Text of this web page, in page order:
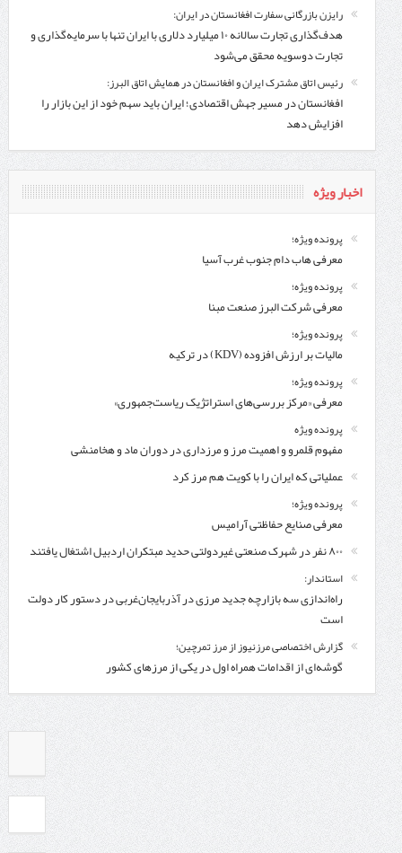
رایزن بازرگانی سفارت افغانستان در ایران:
هدف‌گذاری تجارت سالانه ۱۰ میلیارد دلاری با ایران تنها با سرمایه‌گذاری و
تجارت دوسویه محقق می‌شود
رئیس اتاق مشترک ایران و افغانستان در همایش اتاق البرز:
افغانستان در مسیر جهش اقتصادی؛ ایران باید سهم خود از این بازار را
افزایش دهد
اخبار ویژه
پرونده ویژه؛
معرفی هاب دام جنوب غرب آسیا
پرونده ویژه؛
معرفی شركت البرز صنعت مبنا
پرونده ویژه؛
مالیات بر ارزش افزوده (KDV) در ترکیه
پرونده ویژه؛
معرفی «مرکز بررسی‌های استراتژیک ریاست‌جمهوری»
پرونده ویژه
مفهوم قلمرو و اهمیت مرز و مرزداری در دوران ماد و هخامنشی
عملیاتی که ایران را با کویت هم مرز کرد
پرونده ویژه؛
معرفی صنایع حفاظتی آرامیس
۸۰۰ نفر در شهرک صنعتی غیردولتی حدید مبتکران اردبیل اشتغال یافتند
استاندار:
راه‌اندازی سه بازارچه جدید مرزی در آذربایجان‌غربی در دستور کار دولت
است
گزارش اختصاصی مرزنیوز از مرز تمرچین؛
گوشه‌ای از اقدامات همراه اول در یکی از مرزهای کشور